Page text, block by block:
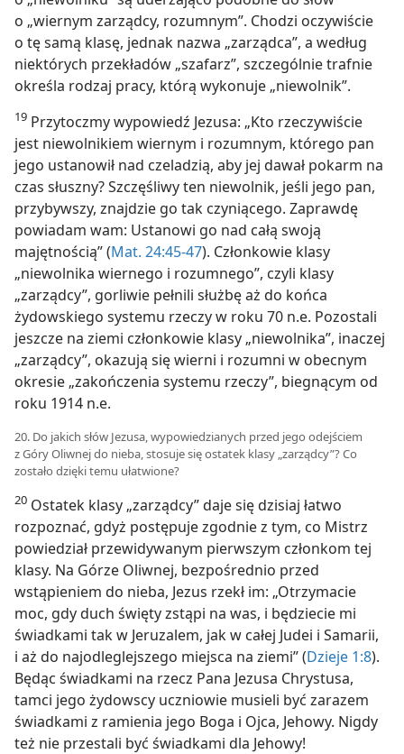
o „wiernym zarządcy, rozumnym”. Chodzi oczywiście
o tę samą klasę, jednak nazwa „zarządca”, a według
niektórych przekładów „szafarz”, szczególnie trafnie
określa rodzaj pracy, którą wykonuje „niewolnik”.
19 Przytoczmy wypowiedź Jezusa: „Kto rzeczywiście
jest niewolnikiem wiernym i rozumnym, którego pan
jego ustanowił nad czeladzią, aby jej dawał pokarm na
czas słuszny? Szczęśliwy ten niewolnik, jeśli jego pan,
przybywszy, znajdzie go tak czyniącego. Zaprawdę
powiadam wam: Ustanowi go nad całą swoją
majętnością” (Mat. 24:45-47). Członkowie klasy
„niewolnika wiernego i rozumnego”, czyli klasy
„zarządcy”, gorliwie pełnili służbę aż do końca
żydowskiego systemu rzeczy w roku 70 n.e. Pozostali
jeszcze na ziemi członkowie klasy „niewolnika”, inaczej
„zarządcy”, okazują się wierni i rozumni w obecnym
okresie „zakończenia systemu rzeczy”, biegnącym od
roku 1914 n.e.
20. Do jakich słów Jezusa, wypowiedzianych przed jego odejściem
z Góry Oliwnej do nieba, stosuje się ostatek klasy „zarządcy”? Co
zostało dzięki temu ułatwione?
20 Ostatek klasy „zarządcy” daje się dzisiaj łatwo
rozpoznać, gdyż postępuje zgodnie z tym, co Mistrz
powiedział przewidywanym pierwszym członkom tej
klasy. Na Górze Oliwnej, bezpośrednio przed
wstąpieniem do nieba, Jezus rzekł im: „Otrzymacie
moc, gdy duch święty zstąpi na was, i będziecie mi
świadkami tak w Jeruzalem, jak w całej Judei i Samarii,
i aż do najodleglejszego miejsca na ziemi” (Dzieje 1:8).
Będąc świadkami na rzecz Pana Jezusa Chrystusa,
tamci jego żydowscy uczniowie musieli być zarazem
świadkami z ramienia jego Boga i Ojca, Jehowy. Nigdy
też nie przestali być świadkami dla Jehowy!